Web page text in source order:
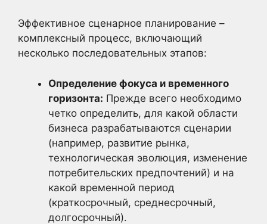
Эффективное сценарное планирование –
комплексный процесс, включающий
несколько последовательных этапов:
Определение фокуса и временного
горизонта: Прежде всего необходимо
четко определить, для какой области
бизнеса разрабатываются сценарии
(например, развитие рынка,
технологическая эволюция, изменение
потребительских предпочтений) и на
какой временной период
(краткосрочный, среднесрочный,
долгосрочный).